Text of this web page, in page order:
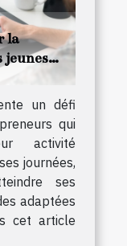
la
jeunes
un défi
qui
activité
journées,
ses
adaptées
cet article